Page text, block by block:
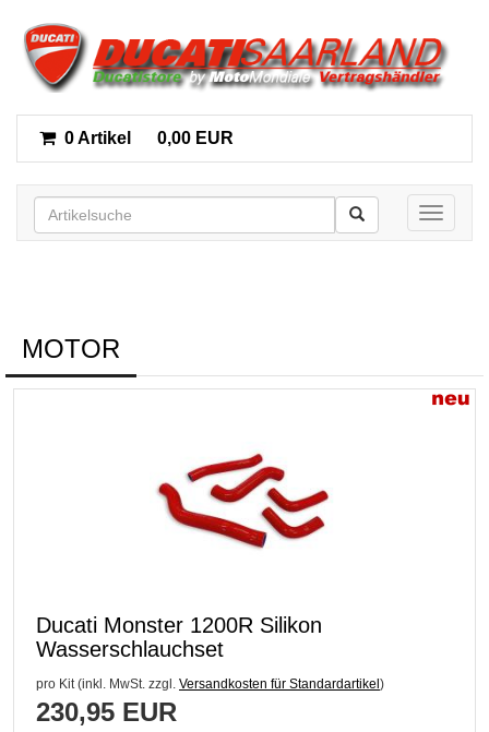
0 Artikel 0,00 EUR
Toggle
MOTOR
Ducati Monster 1200R Silikon
Wasserschlauchset
pro Kit (inkl. MwSt. zzgl. Versandkosten für Standardartikel)
230,95 EUR